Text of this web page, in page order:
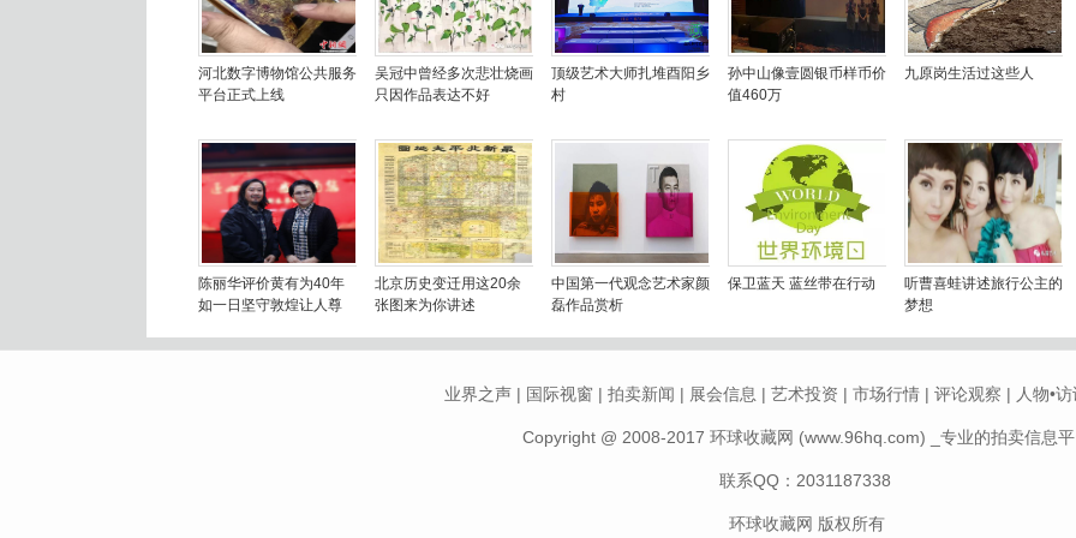
河北数字博物馆公共服务
平台正式上线
吴冠中曾经多次悲壮烧画
只因作品表达不好
顶级艺术大师扎堆酉阳乡
村
孙中山像壹圆银币样币价
值460万
九原岗生活过这些人
陈丽华评价黄有为40年
如一日坚守敦煌让人尊
北京历史变迁用这20余
张图来为你讲述
中国第一代观念艺术家颜
磊作品赏析
保卫蓝天 蓝丝带在行动
听曹喜蛙讲述旅行公主的
梦想
业界之声| 国际视窗 | 拍卖新闻 | 展会信息 | 艺术投资 | 市场行情| 评论观察 | 人物•
Copyright @ 2008-2017 环球收藏网 (www.96hq.com) _专业的拍卖信息
联系QQ： 2031187338
环球收藏网 版权所有